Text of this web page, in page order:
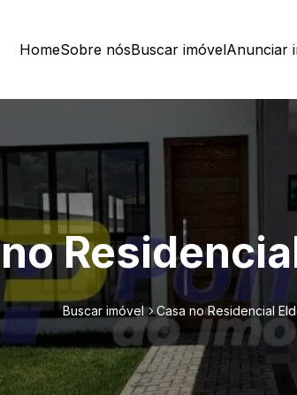
HomeSobre nósBuscar imóvelAnunciar
Buscar imóvel Casa no Residencial